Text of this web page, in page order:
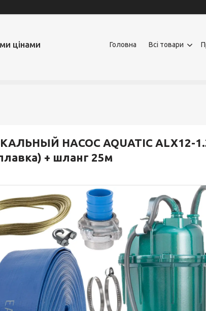
цінами Головна Всі товари
НАСОС AQUATIC ALX12-
+ шланг 25м